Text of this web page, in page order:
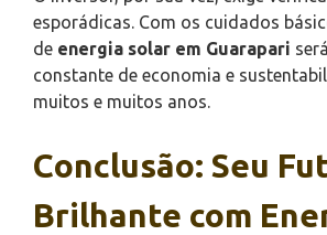
esporádicas. Com os cuidados
de energia solar em Guarapari
constante de economia e
muitos e muitos anos.
Conclusão: Seu
Brilhante com